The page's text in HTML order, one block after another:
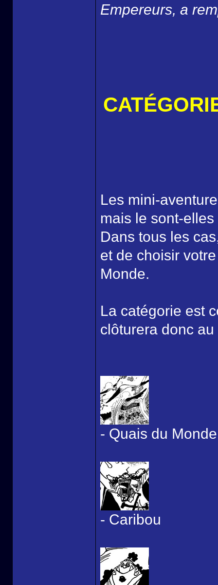
Empereurs, a
Les mini-
mais le sont-
Dans tous les
et de choisir
Monde.
La catégorie est
clôturera donc
- Quais du Monde
- Caribou